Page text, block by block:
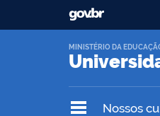
MINISTÉRIO DA
Nossos